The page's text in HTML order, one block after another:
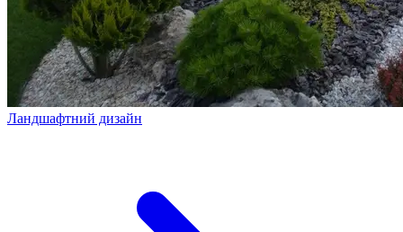
Ландшафтний дизайн